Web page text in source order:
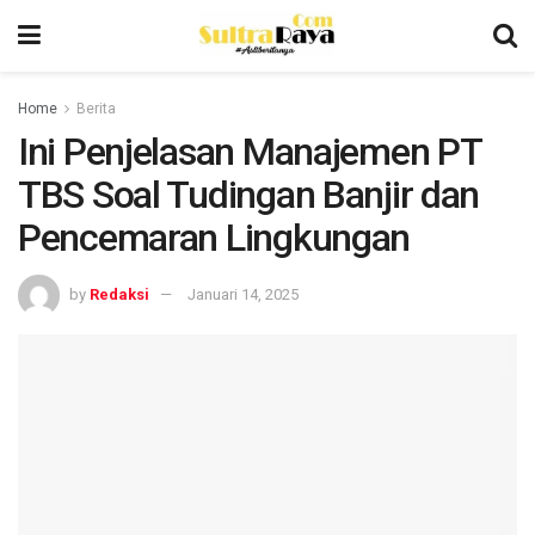
Home Berita
Ini Penjelasan Manajemen PT
TBS Soal Tudingan Banjir dan
Pencemaran Lingkungan
by Redaksi Januari 14, 2025